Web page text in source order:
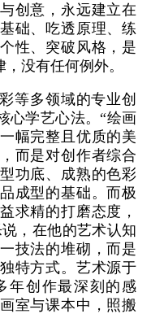
创意，永远建立在
础、吃透原理、练
性、突破风格，是
没有任何例外。
等多领域的专业创
心学艺心法。“绘画
幅完整且优质的美
而是对创作者综合
功底、成熟的色彩
成型的基础。而极
求精的打磨态度，
，在他的艺术认知
技法的堆砌，而是
特方式。艺术源于
年创作最深刻的感
室与课本中，照搬